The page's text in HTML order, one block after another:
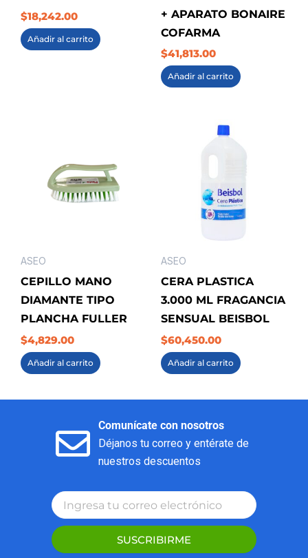
$18,242.00
Añadir al carrito
+ APARATO BONAIRE
COFARMA
$41,813.00
Añadir al carrito
ASEO
CEPILLO MANO
DIAMANTE TIPO
PLANCHA FULLER
$4,829.00
Añadir al carrito
ASEO
CERA PLASTICA
3.000 ML FRAGANCIA
SENSUAL BEISBOL
$60,450.00
Añadir al carrito
Comunícate con nosotros
Déjanos tu correo y entérate de
nuestros descuentos
SUSCRIBIRME